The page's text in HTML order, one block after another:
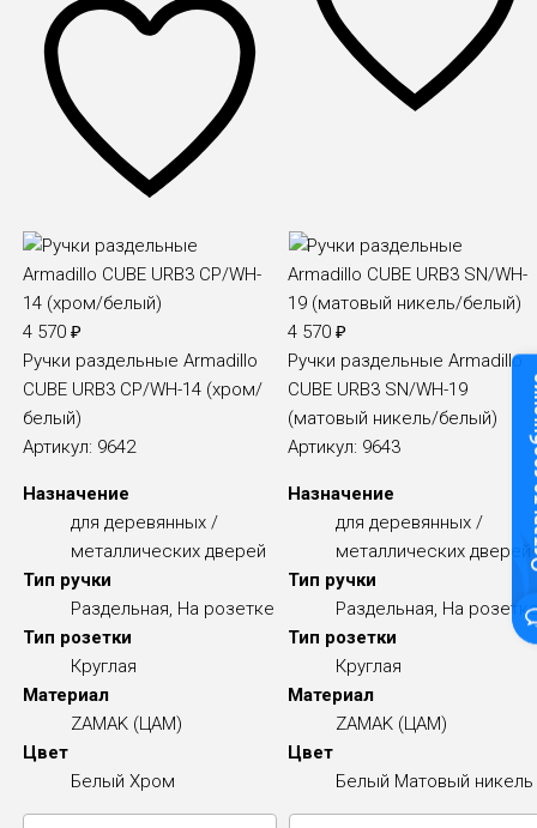
4 570₽
Ручки раздельные Armadillo
CUBE URB3 CP/WH-14 (xром/
белый)
Артикул: 9642
Назначение
для деревянных /
металлических дверей
Тип ручки
Раздельная, На розетке
Тип розетки
Круглая
Материал
ZAMAK (ЦАМ)
Цвет
Белый Хром
4 570₽
Ручки раздельные Armadillo
CUBE URB3 SN/WH-19
(матовый никель/белый)
Артикул: 9643
Назначение
для деревянных /
металлических дверей
Тип ручки
Раздельная, На
Тип розетки
Круглая
Материал
ZAMAK (ЦАМ)
Цвет
Белый Матовый никель